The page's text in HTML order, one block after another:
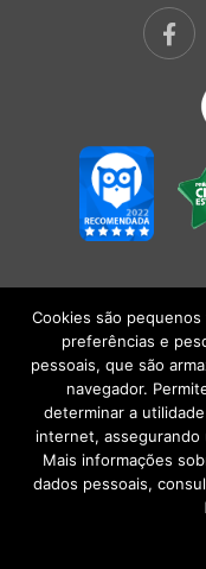
POLÍTICA DE
GERAIS DE VENDA| Alberto
Cookies são
preferências e
pessoais, que são
navegador.
determinar a
internet, assegurando
Mais informações
dados pessoais,